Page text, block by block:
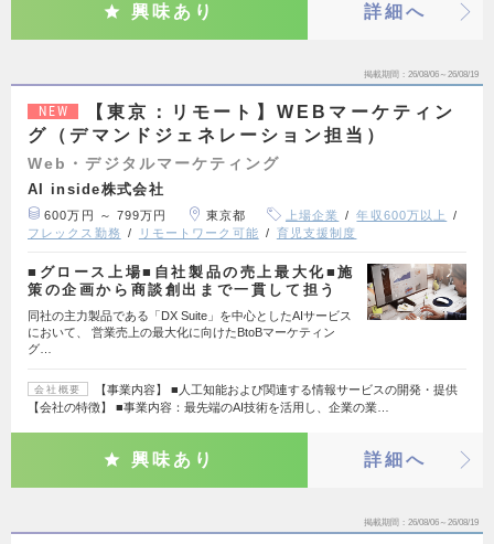
興味あり 詳細へ
掲載期間 26/08/06～26/08/19
NEW
【東京：リモート】WEBマーケティン
グ（デマンドジェネレーション担当）
Web・デジタルマーケティング
AI inside株式会社
600万円 ～ 799万円 東京都 上場企業
年収600万以上
フレックス勤務
リモートワーク可能 育児支援制度
■グロース上場■自社製品の売上最大化■施
策の企画から商談創出まで一貫して担う
同社の主力製品である「DX Suite」を中心としたAIサービス
において、 営業売上の最大化に向けたBtoBマーケティン
グ…
会社概要
【事業内容】 ■人工知能および関連する情報サービスの開発・提供
【会社の特徴】 ■事業内容：最先端のAI技術を活用し、企業の業…
興味あり 詳細へ
掲載期間 26/08/06～26/08/19